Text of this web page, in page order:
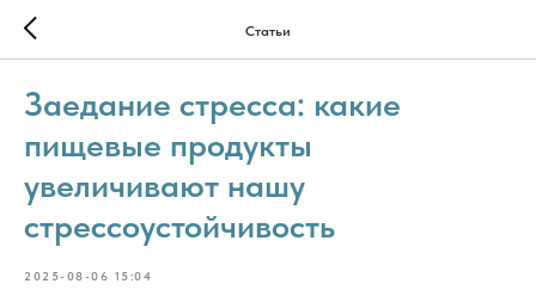
Статьи
Заедание стресса: какие
пищевые продукты
увеличивают нашу
стрессоустойчивость
2025-08-06 15:04